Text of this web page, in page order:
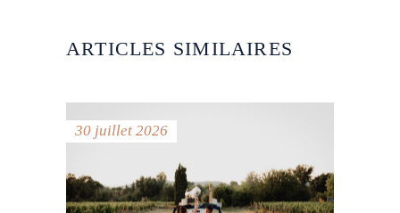
ARTICLES SIMILAIRES
30 juillet 2026